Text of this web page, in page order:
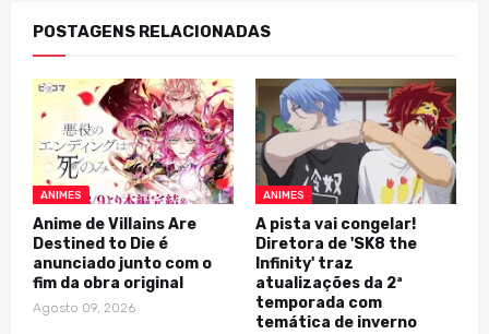
POSTAGENS RELACIONADAS
ANIMES
Anime de Villains Are
Destined to Die é
anunciado junto com o
fim da obra original
Agosto 09, 2026
ANIMES
A pista vai congelar!
Diretora de 'SK8 the
Infinity' traz
atualizações da 2ª
temporada com
temática de inverno